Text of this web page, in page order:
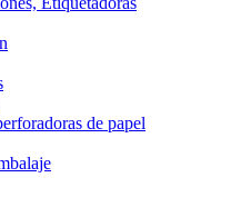
de papel